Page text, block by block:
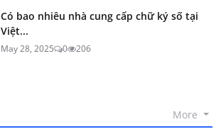
Có bao nhiêu nhà cung cấp chữ ký số tại
Việt...
May 28, 2025 0 206
More